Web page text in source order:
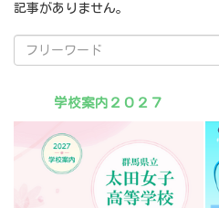
記事がありません。
学校案内２０２７